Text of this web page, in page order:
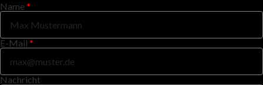
Name
E-Mail
Nachricht